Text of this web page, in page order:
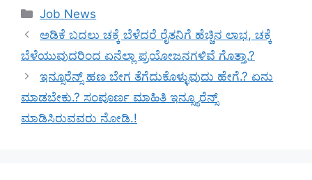
Categories
Job News
ಅಡಿಕೆ ಬದಲು ಚಕ್ಕೆ ಬೆಳೆದರೆ ರೈತನಿಗೆ ಹೆಚ್ಚಿನ ಲಾಭ, ಚಕ್ಕೆ
ಬೆಳೆಯುವುದರಿಂದ ಏನೆಲ್ಲಾ ಪ್ರಯೋಜನಗಳಿವೆ ಗೊತ್ತಾ.?
ಇನ್ಸೂರೆನ್ಸ್ ಹಣ ಬೇಗ ತೆಗೆದುಕೊಳ್ಳುವುದು ಹೇಗೆ.? ಏನು
ಮಾಡಬೇಕು.? ಸಂಪೂರ್ಣ ಮಾಹಿತಿ ಇನ್ಸ್ಯೂರೆನ್ಸ್
ಮಾಡಿಸಿರುವವರು ನೋಡಿ.!